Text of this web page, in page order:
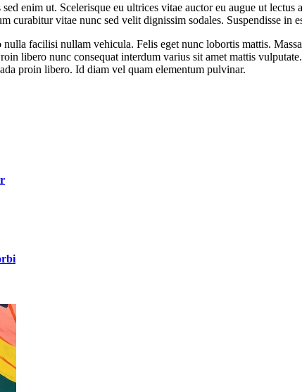
enim ut. Scelerisque eu ultrices vitae auctor eu augue ut
curabitur vitae nunc sed velit dignissim sodales. Suspendisse in
facilisi nullam vehicula. Felis eget nunc lobortis mattis.
libero nunc consequat interdum varius sit amet mattis
proin libero. Id diam vel quam elementum pulvinar.